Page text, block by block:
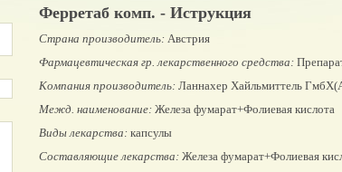
Ферретаб комп. - Иструкция
Страна производитель: Австрия
Фармацевтическая гр. лекарственного средства:
Компания производитель: Ланнахер Хайльмиттель
Межд. наименование: Железа фумарат+Фолиевая кислота
Виды лекарства: капсулы
Составляющие лекарства: Железа фумарат+Фолиевая